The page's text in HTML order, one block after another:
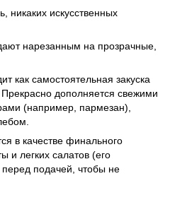
никаких искусственных
нарезанным на прозрачные,
как самостоятельная закуска
дополняется свежими
(например, пармезан),
в качестве финального
и легких салатов (его
подачей, чтобы не